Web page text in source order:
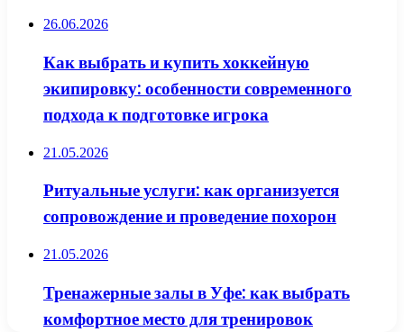
26.06.2026
Как выбрать и купить хоккейную
экипировку: особенности современного
подхода к подготовке игрока
21.05.2026
Ритуальные услуги: как организуется
сопровождение и проведение похорон
21.05.2026
Тренажерные залы в Уфе: как выбрать
комфортное место для тренировок